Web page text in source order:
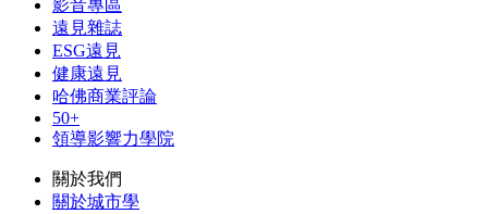
影音專區
遠見雜誌
ESG遠見
健康遠見
哈佛商業評論
50+
領導影響力學院
關於我們
關於城市學